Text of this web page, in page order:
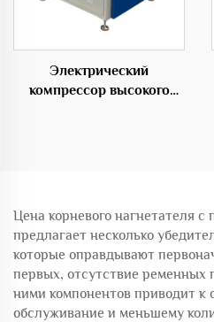
Электрический
компрессор высокого
Цена корневого нагнетателя
предлагает несколько
которые оправдывают
первых, отсутствие ременных
ними компонентов приводит к
обслуживание и меньшему